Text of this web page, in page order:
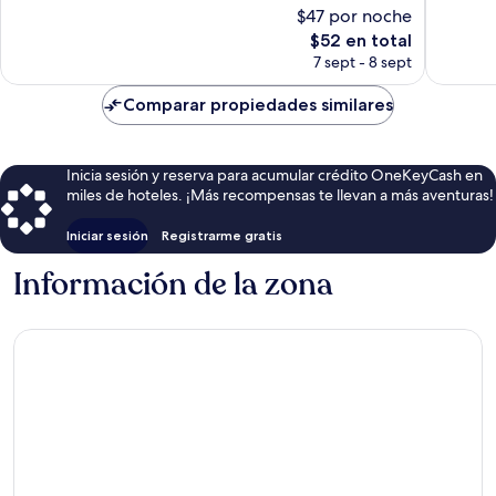
$47 por noche
El
precio
es
$52 en total
7 sept - 8 sept
Comparar propiedades similares
Inicia sesión y reserva para acumular crédito OneKeyCash en
miles de hoteles. ¡Más recompensas te llevan a más aventuras!
Iniciar sesión Registrarme gratis
Información de la zona